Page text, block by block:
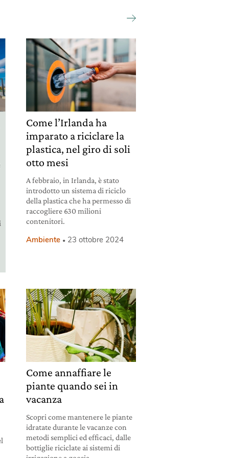
Come l’Irlanda ha
imparato a riciclare la
plastica, nel giro di soli
otto mesi
A febbraio, in Irlanda, è stato
introdotto un sistema di riciclo
della plastica che ha permesso di
raccogliere 630 milioni
contenitori.
Ambiente 23 ottobre 2024
Come annaffiare le
piante quando sei in
vacanza
Scopri come mantenere le piante
idratate durante le vacanze con
metodi semplici ed efficaci, dalle
bottiglie riciclate ai sistemi di